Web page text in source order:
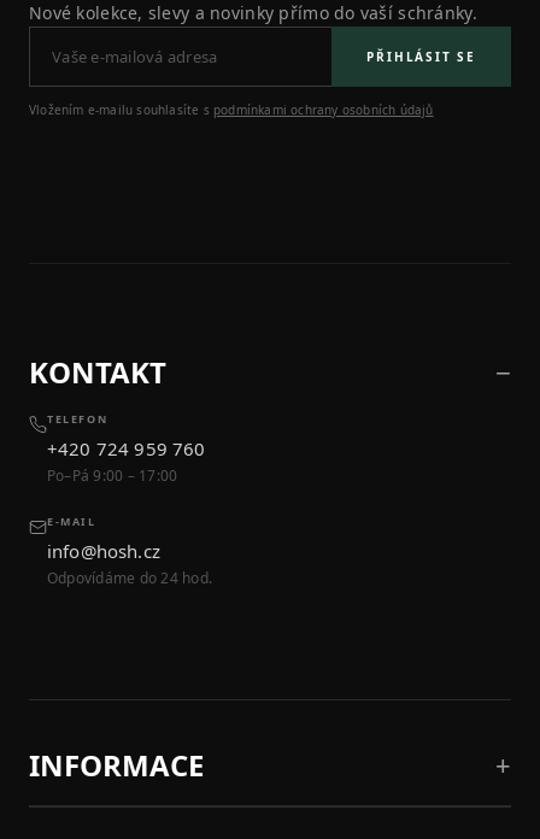
Nové kolekce, slevy a novinky přímo do vaší schránky.
PŘIHLÁSIT SE
Vložením e-mailu souhlasíte s podmínkami ochrany osobních údajů
KONTAKT
TELEFON
+420 724 959 760
Po–Pá 9:00 – 17:00
E-MAIL
info@hosh.cz
Odpovídáme do 24 hod.
INFORMACE